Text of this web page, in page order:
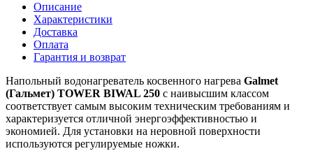
Описание
Характеристики
Доставка
Оплата
Гарантия и возврат
Напольный водонагреватель косвенного нагрева Galmet
(Гальмет) TOWER BIWAL 250 с наивысшим классом
соответствует самым высоким техническим требованиям и
характеризуется отличной энергоэффективностью и
экономией. Для установки на неровной поверхности
используются регулируемые ножки.